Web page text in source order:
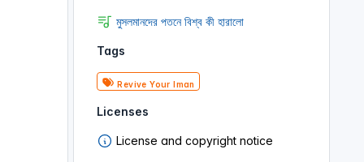
মুসলমানদের পতনে বিশ্ব কী হারালো
Tags
Revive Your Iman
Licenses
License and copyright notice